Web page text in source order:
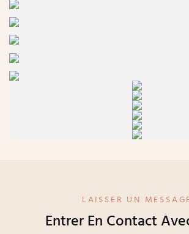
LAISSER UN
Entrer En Contact